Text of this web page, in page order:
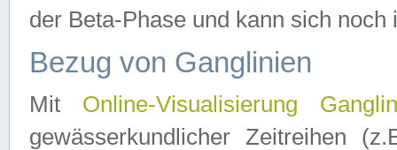
der Beta-Phase und kann sich noch
Bezug von Ganglinien
Mit Online-Visualisierung
gewässerkundlicher Zeitreihen